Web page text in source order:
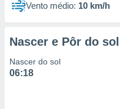
1199
Vento médio: 10 km/h
Nascer e Pôr do sol
Nascer do sol
06:18